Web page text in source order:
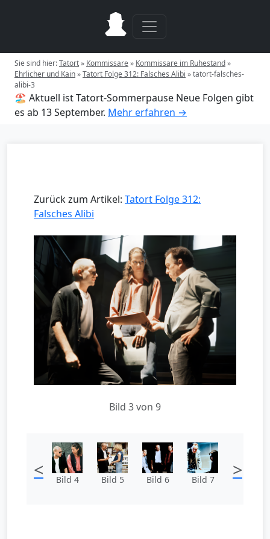
Sie sind hier:Tatort» Kommissare» Kommissare im Ruhestand»
Ehrlicher und Kain»Tatort Folge 312: Falsches Alibi »tatort-falsches-
alibi-3
🏖️ Aktuell ist Tatort-Sommerpause Neue Folgen gibt
es ab 13 September. Mehr erfahren →
Zurück zum Artikel: Tatort Folge 312:
Falsches Alibi
Bild 3 von 9
< Bild 4 Bild 5 Bild 6 Bild 7 >